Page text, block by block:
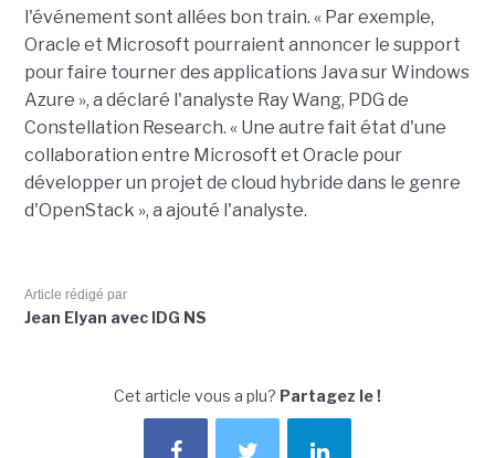
l'événement sont allées bon train. « Par exemple,
Oracle et Microsoft pourraient annoncer le support
pour faire tourner des applications Java sur Windows
Azure », a déclaré l'analyste Ray Wang, PDG de
Constellation Research. « Une autre fait état d'une
collaboration entre Microsoft et Oracle pour
développer un projet de cloud hybride dans le genre
d'OpenStack », a ajouté l'analyste.
Article rédigé par
Jean Elyan avec IDG NS
Cet article vous a plu? Partagez le !